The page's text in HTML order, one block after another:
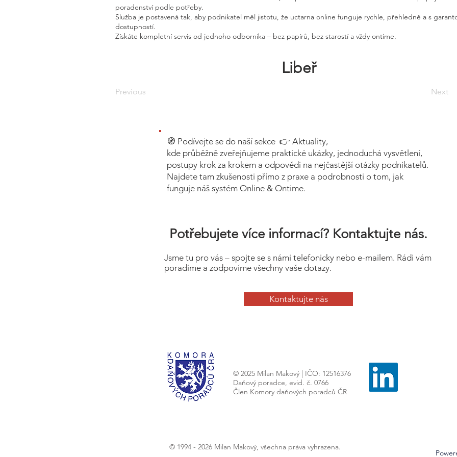
poradenství podle potřeby.
Služba je postavená tak, aby podnikatel měl jistotu, že uctarna online funguje rychle, přehledně a s
dostupností.
Získáte kompletní servis od jednoho odborníka – bez papírů, bez starostí a vždy ontime.
Libeř
Previous Next
🧭 Podívejte se do naší sekce 👉 Aktuality,
kde průběžně zveřejňujeme praktické ukázky, jednoduchá vysvětlení,
postupy krok za krokem a odpovědi na nejčastější otázky podnikatelů.
Najdete tam zkušenosti přímo z praxe a podrobnosti o tom, jak
funguje náš systém Online & Ontime.
Potřebujete více informací? Kontaktujte nás.
Jsme tu pro vás – spojte se s námi telefonicky nebo e-mailem. Rádi vám
poradíme a zodpovíme všechny vaše dotazy.
Kontaktujte nás
© 2025 Milan Makový | IČO: 12516376
Daňový poradce, evid. č. 0766
Člen Komory daňových poradců ČR
© 1994 - 2026 Milan Makový, všechna práva vyhrazena.